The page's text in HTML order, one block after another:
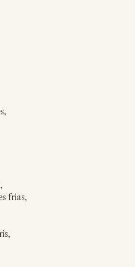
frias,